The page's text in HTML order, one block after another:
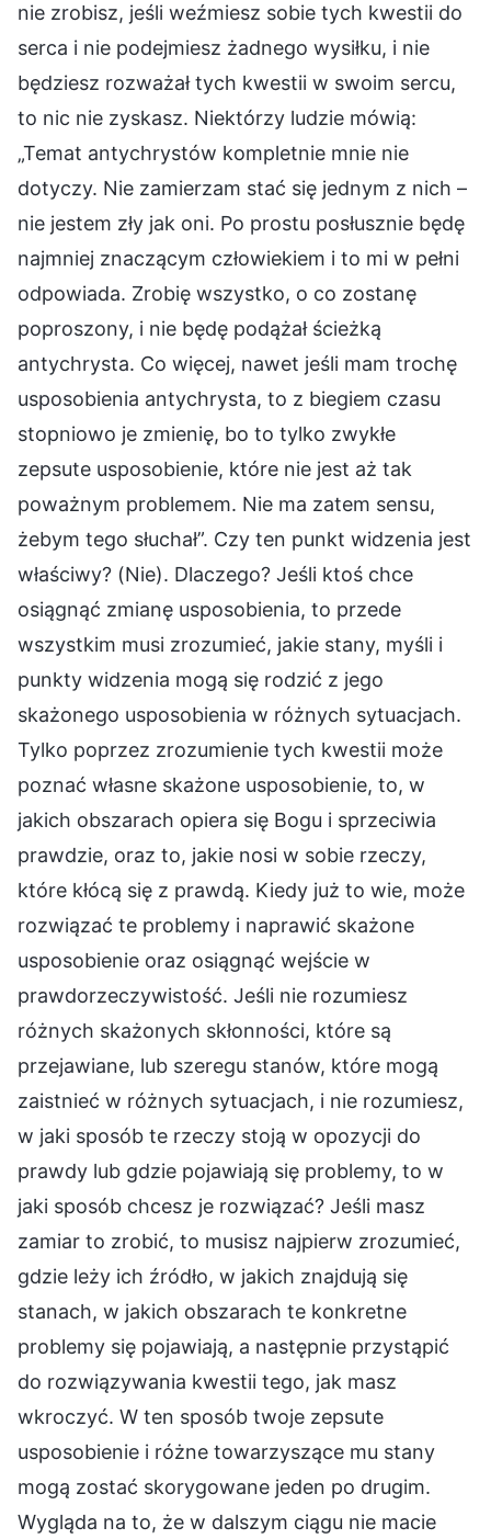
nie zrobisz, jeśli weźmiesz sobie tych kwestii do
serca i nie podejmiesz żadnego wysiłku, i nie
będziesz rozważał tych kwestii w swoim sercu,
to nic nie zyskasz. Niektórzy ludzie mówią:
„Temat antychrystów kompletnie mnie nie
dotyczy. Nie zamierzam stać się jednym z nich –
nie jestem zły jak oni. Po prostu posłusznie będę
najmniej znaczącym człowiekiem i to mi w pełni
odpowiada. Zrobię wszystko, o co zostanę
poproszony, i nie będę podążał ścieżką
antychrysta. Co więcej, nawet jeśli mam trochę
usposobienia antychrysta, to z biegiem czasu
stopniowo je zmienię, bo to tylko zwykłe
zepsute usposobienie, które nie jest aż tak
poważnym problemem. Nie ma zatem sensu,
żebym tego słuchał”. Czy ten punkt widzenia jest
właściwy? (Nie). Dlaczego? Jeśli ktoś chce
osiągnąć zmianę usposobienia, to przede
wszystkim musi zrozumieć, jakie stany, myśli i
punkty widzenia mogą się rodzić z jego
skażonego usposobienia w różnych sytuacjach.
Tylko poprzez zrozumienie tych kwestii może
poznać własne skażone usposobienie, to, w
jakich obszarach opiera się Bogu i sprzeciwia
prawdzie, oraz to, jakie nosi w sobie rzeczy,
które kłócą się z prawdą. Kiedy już to wie, może
rozwiązać te problemy i naprawić skażone
usposobienie oraz osiągnąć wejście w
prawdorzeczywistość. Jeśli nie rozumiesz
różnych skażonych skłonności, które są
przejawiane, lub szeregu stanów, które mogą
zaistnieć w różnych sytuacjach, i nie rozumiesz,
w jaki sposób te rzeczy stoją w opozycji do
prawdy lub gdzie pojawiają się problemy, to w
jaki sposób chcesz je rozwiązać? Jeśli masz
zamiar to zrobić, to musisz najpierw zrozumieć,
gdzie leży ich źródło, w jakich znajdują się
stanach, w jakich obszarach te konkretne
problemy się pojawiają, a następnie przystąpić
do rozwiązywania kwestii tego, jak masz
wkroczyć. W ten sposób twoje zepsute
usposobienie i różne towarzyszące mu stany
mogą zostać skorygowane jeden po drugim.
Wygląda na to, że w dalszym ciągu nie macie